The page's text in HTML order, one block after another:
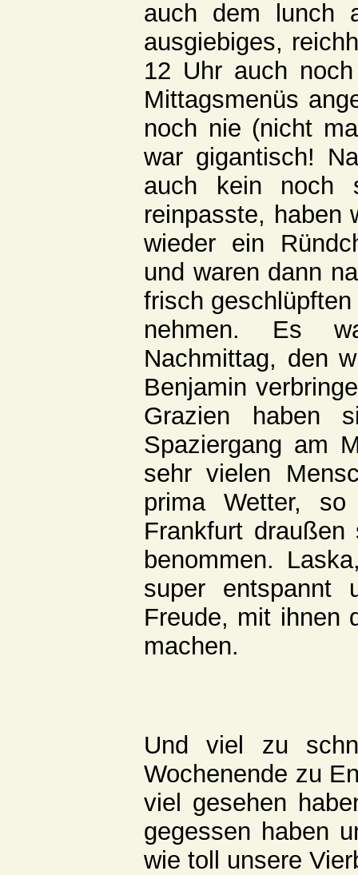
auch dem lunch
ausgiebiges,
12 Uhr auch
Mittagsmenüs
noch nie (nicht
war gigantisch!
auch kein noch
reinpasste, haben
wieder ein
und waren dann
frisch
nehmen. Es
Nachmittag, den
Benjamin
Grazien haben
Spaziergang am
sehr vielen
prima Wetter,
Frankfurt draußen
benommen.
super entspannt
Freude, mit ihnen
machen.
Und viel zu
Wochenende zu
viel gesehen
gegessen haben
wie toll unsere